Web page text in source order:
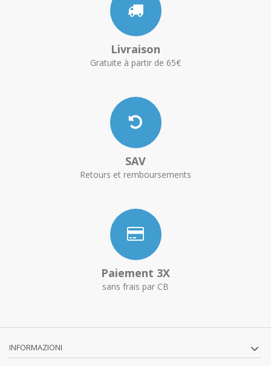
Livraison
Gratuite à partir de 65€
SAV
Retours et remboursements
Paiement 3X
sans frais par CB
INFORMAZIONI